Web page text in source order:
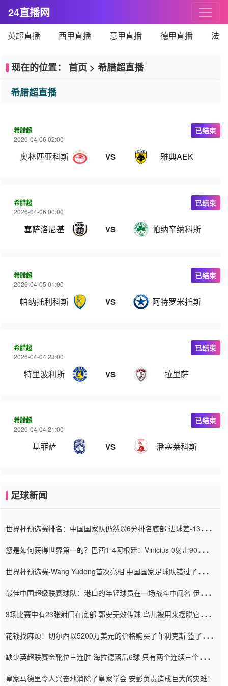
24直播网
英超直播 西甲直播 意甲直播 德甲直播 法
现在的位置： 首页 > 希腊超直播
希腊超直播
希腊超
2026-04-06 02:00
奥林匹亚科斯 VS 雅典AEK
已结束
希腊超
2026-04-06 00:00
塞萨洛尼基 VS 帕纳辛纳科斯
已结束
希腊超
2026-04-05 01:00
帕纳托利科斯 VS 阿特罗米托斯
已结束
希腊超
2026-04-04 23:00
特里波利斯 VS 拉里萨
已结束
希腊超
2026-04-04 21:00
基菲萨 VS 潘塞莱科斯
已结束
足球新闻
世界杯预选赛排名：中国国家队仍然以6分排名底部 进球差-13令人
您是如何获得世界第一的？巴西1-4阿根廷：Vinicius 0射击90分钟
世界杯预选赛-Wang Yudong首次亮相 中国国家足球队错过了世界
最佳中国超级联赛球队：港口的年轻球员在一场战斗中闻名 伊万放
3场比赛中有23张射门在底部 郭安无效传球 鸟儿被用来摆脱它
花钱找麻烦！切尔西以5200万美元的价格购买了菲利克斯 签了7年
缺少英超联赛金靴位三连胜 海拉德落后6球 只有两个连续三个连续
皇家马德里令人兴奋地消除了皇家学会 安彭负责造成巨大的灾难！